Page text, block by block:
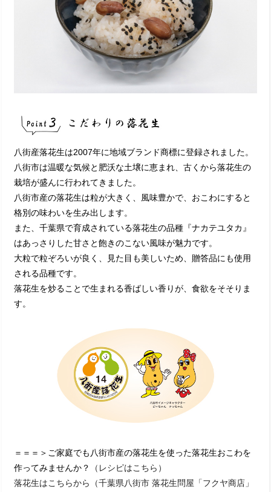
八街産落花生は2007年に地域ブランド商標に登録されました。
八街市は温暖な気候と肥沃な土壌に恵まれ、古くから落花生の
栽培が盛んに行われてきました。
八街市産の落花生は粒が大きく、風味豊かで、おこわにすると
格別の味わいを生み出します。
また、千葉県で育成されている落花生の品種『ナカテユタカ』
はあっさりした甘さと飽きのこない風味が魅力です。
大粒で粒ぞろいが良く、見た目も美しいため、贈答品にも使用
される品種です。
落花生を炒ることで生まれる香ばしい香りが、食欲をそそりま
す。
＝＝＝＞ご家庭でも八街市産の落花生を使った落花生おこわを
作ってみませんか？
（レシピはこちら）
落花生はこちらから（千葉県八街市 落花生問屋「フクヤ商店」